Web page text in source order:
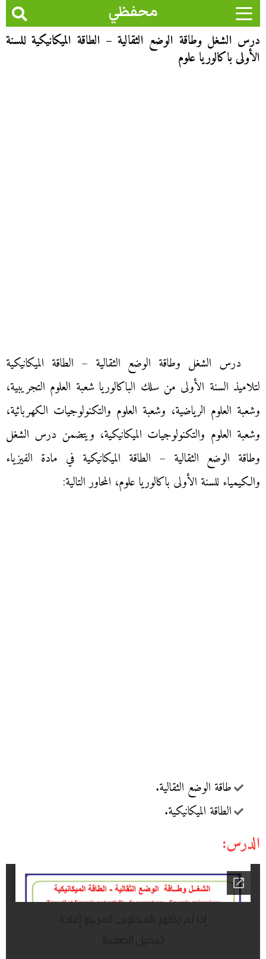
محفظي
درس الشغل وطاقة الوضع الثقالية – الطاقة الميكانيكية للسنة
الأولى باكالوريا علوم
درس الشغل وطاقة الوضع الثقالية – الطاقة الميكانيكية
لتلاميذ السنة الأولى من سلك الباكالوريا شعبة العلوم التجريبية،
وشعبة العلوم الرياضية، وشعبة العلوم والتكنولوجيات الكهربائية،
وشعبة العلوم والتكنولوجيات الميكانيكية، ويتضمن درس الشغل
وطاقة الوضع الثقالية – الطاقة الميكانيكية في مادة الفيزياء
والكيمياء للسنة الأولى باكالوريا علوم، المحاور التالية:
طاقة الوضع الثقالية.
الطاقة الميكانيكية.
الدرس: